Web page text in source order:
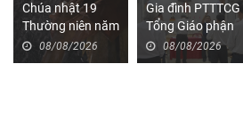
Chúa nhật 19
Thường niên năm
A (Mt 14,22-33)
08/08/2026
Gia đình PTTTCG
Tổng Giáo phận
Sài Gòn: Họp
định kỳ tháng 08-
08/08/2026